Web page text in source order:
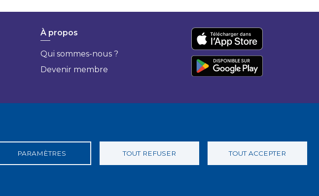
PARAMÈTRES TOUT REFUSER TOUT ACCEPTER
À propos
Qui sommes-nous ?
Devenir membre